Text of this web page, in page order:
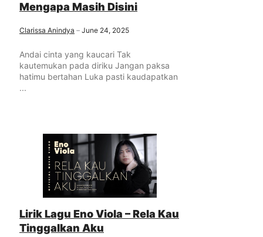
Mengapa Masih Disini
Clarissa Anindya June 24, 2025
Andai cinta yang kaucari Tak
kautemukan pada diriku Jangan paksa
hatimu bertahan Luka pasti kaudapatkan
...
Lirik Lagu Eno Viola – Rela Kau
Tinggalkan Aku